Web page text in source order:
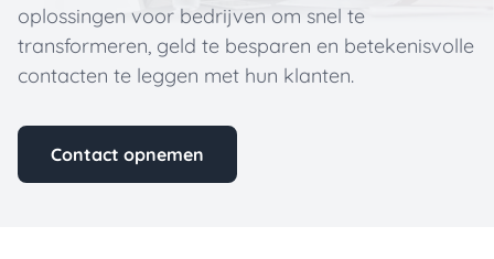
oplossingen voor bedrijven om snel te
transformeren, geld te besparen en betekenisvolle
contacten te leggen met hun klanten.
Contact opnemen